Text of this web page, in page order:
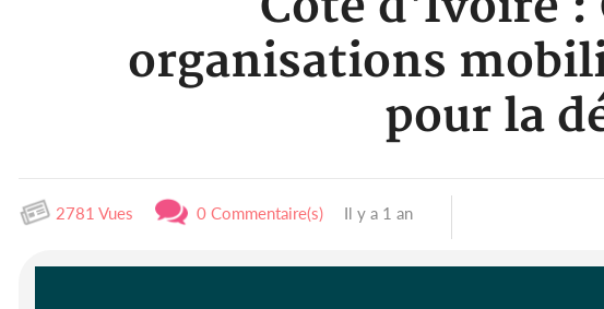
organisations
pour la
2781 Vues 0 Commentaire(s) Il y a 1 an